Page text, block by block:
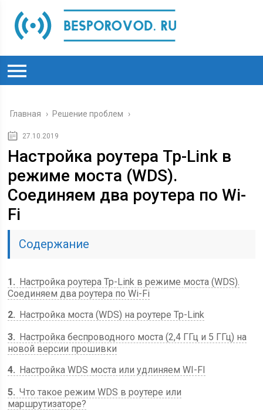
Главная › Решение проблем ›
27.10.2019
Настройка роутера Tp-Link в
режиме моста (WDS).
Соединяем два роутера по Wi-
Fi
Содержание
1
Настройка роутера Tp-Link в режиме моста (WDS).
Соединяем два роутера по Wi-Fi
2
Настройка моста (WDS) на роутере Tp-Link
3
Настройка беспроводного моста (2,4 ГГц и 5 ГГц) на
новой версии прошивки
4
Настройка WDS моста или удлиняем WI-FI
5 Что такое режим WDS в роутере или
маршрутизаторе?